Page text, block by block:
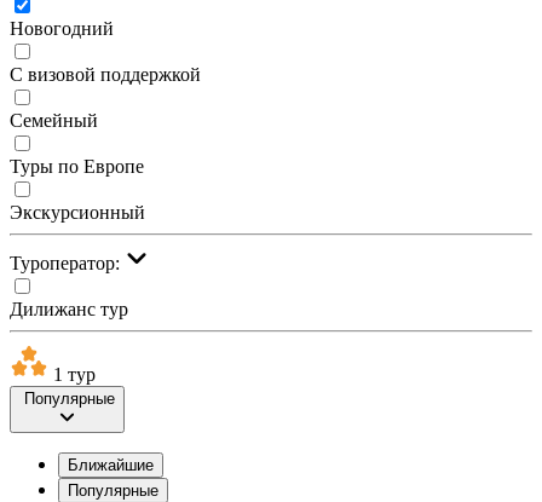
Новогодний
С визовой поддержкой
Семейный
Туры по Европе
Экскурсионный
Туроператор:
Дилижанс тур
1 тур
Популярные
Ближайшие
Популярные